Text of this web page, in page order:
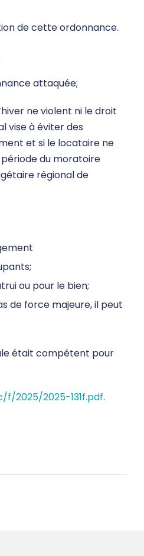
de cette ordonnance.
attaquée;
ne violent ni le droit
vise à éviter des
et si le locataire ne
du moratoire
régional de
ou pour le bien;
de force majeure, il peut
était compétent pour
2025/2025-131f.pdf.